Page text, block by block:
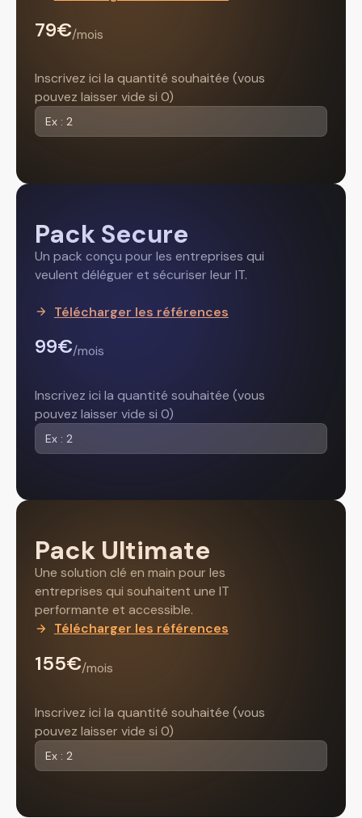
79€/mois
Inscrivez ici la quantité souhaitée (vous
pouvez laisser vide si 0)
Pack Secure
Un pack conçu pour les entreprises qui
veulent déléguer et sécuriser leur IT.
Télécharger les références
99€/mois
Inscrivez ici la quantité souhaitée (vous
pouvez laisser vide si 0)
Pack Ultimate
Une solution clé en main pour les
entreprises qui souhaitent une IT
performante et accessible.
Télécharger les références
155€/mois
Inscrivez ici la quantité souhaitée (vous
pouvez laisser vide si 0)